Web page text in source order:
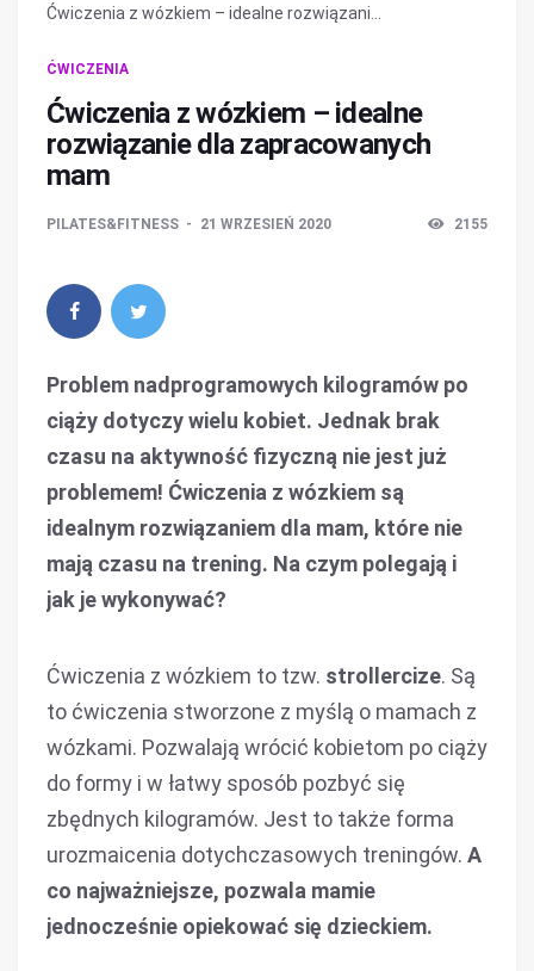
Ćwiczenia z wózkiem – idealne rozwiązani...
ĆWICZENIA
Ćwiczenia z wózkiem – idealne
rozwiązanie dla zapracowanych
mam
PILATES&FITNESS 21 WRZESIEŃ 2020 2155
Problem nadprogramowych kilogramów po
ciąży dotyczy wielu kobiet. Jednak brak
czasu na aktywność fizyczną nie jest już
problemem! Ćwiczenia z wózkiem są
idealnym rozwiązaniem dla mam, które nie
mają czasu na trening. Na czym polegają i
jak je wykonywać?
Ćwiczenia z wózkiem to tzw. strollercize. Są
to ćwiczenia stworzone z myślą o mamach z
wózkami. Pozwalają wrócić kobietom po ciąży
do formy i w łatwy sposób pozbyć się
zbędnych kilogramów. Jest to także forma
urozmaicenia dotychczasowych treningów. A
co najważniejsze, pozwala mamie
jednocześnie opiekować się dzieckiem.